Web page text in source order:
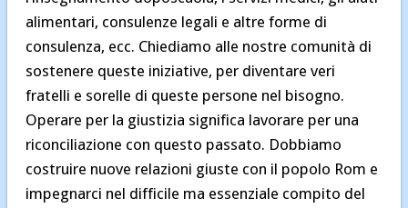
alimentari, consulenze legali e altre forme di
consulenza, ecc. Chiediamo alle nostre comunità di
sostenere queste iniziative, per diventare veri
fratelli e sorelle di queste persone nel bisogno.
Operare per la giustizia significa lavorare per una
riconciliazione con questo passato. Dobbiamo
costruire nuove relazioni giuste con il popolo Rom e
impegnarci nel difficile ma essenziale compito del